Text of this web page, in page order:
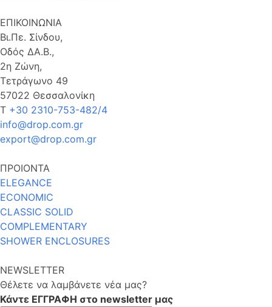
ΕΠΙΚΟΙΝΩΝΙΑ
Βι.Πε. Σίνδου,
Οδός ΔΑ.Β.,
2η Ζώνη,
Τετράγωνο 49
57022 Θεσσαλονίκη
Τ +30 2310-753-482/4
info@drop.com.gr
export@drop.com.gr
ΠΡΟΙΟΝΤΑ
ELEGANCE
ECONOMIC
CLASSIC SOLID
COMPLEMENTARY
SHOWER ENCLOSURES
NEWSLETTER
Θέλετε να λαμβάνετε νέα μας?
Κάντε ΕΓΓΡΑΦΗ στο newsletter μας